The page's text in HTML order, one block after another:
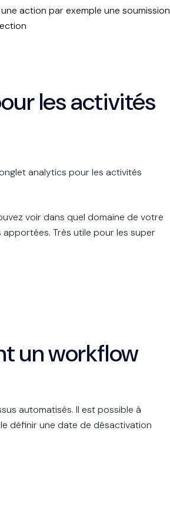
action par exemple une soumission
les activités
analytics pour les activités
voir dans quel domaine de votre
Très utile pour les super
un workflow
automatisés. Il est possible à
définir une date de désactivation